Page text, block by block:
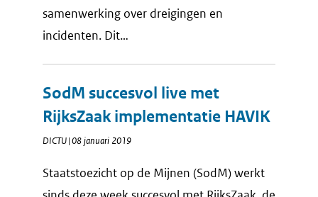
samenwerking over dreigingen en
incidenten. Dit…
SodM succesvol live met
RijksZaak implementatie HAVIK
DICTU | 08 januari 2019
Staatstoezicht op de Mijnen (SodM) werkt